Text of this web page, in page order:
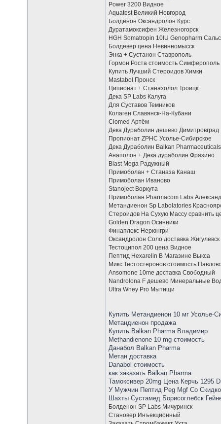
Power 3200 Видное
Aquatest Великий Новгород
Болденон Оксандролон Курс
Дуратамоксифен Железногорск
HGH Somatropin 10IU Genopharm
Болдевер цена Невинномысск
Энка + Сустанон Ставрополь
Гормон Роста стоимость Симферополь
Купить Лучший Стероидов Химки
Mastabol Пронск
Ципионат + Станазолол Троицк
Дека SP Labs Калуга
Для Суставов Темников
Колаген Славянск-На-Кубани
Clomed Артём
Дека Дураболин дешево Димитровград
Пропионат ZPHC Усолье-Сибирское
Дека Дураболин Balkan
Анаполон + Дека дураболин Фрязино
Blast Mega Радужный
Примоболан + Станаза Канаш
Примоболан Иваново
Stanoject Воркута
Примоболан Pharmacom Labs
Метандиенон Sp Labolatories
Стероидов На Сухую Массу сравнить
Golden Dragon Осинники
Финаплекс Нерюнгри
Оксандролон Соло доставка Жигулевск
Тестоципол 200 цена Видное
Пептид Hexarelin В Магазине Выкса
Микс Тестостеронов стоимость
Ansomone 10me доставка Свободный
Nandrolona F дешево Минеральные
Ultra Whey Pro Мытищи
Купить Метандиенон 10 мг Усолье-
Метандиенон продажа
Купить Balkan Pharma Владимир
Methandienone 10 mg стоимость
Данабол Balkan Pharma
Метан доставка
Danabol стоимость
как заказать Balkan Pharma
Тамоксивер 20mg Цена Керчь
У Мужчин Пептид Peg Mgf Со
Шахты Сустамед Борисоглебск
Болденон SP Labs Мичуринск
Становер Инъекционный